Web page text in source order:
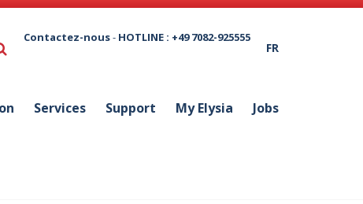
Contactez-nous- HOTLINE : +49 7082-925555
FR
Services Support My Elysia Jobs